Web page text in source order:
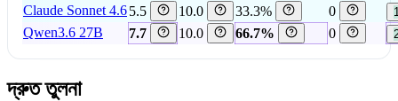
Claude Sonnet 4.65.5 10.0 33.3% 0
Qwen3.6 27B 7.7 10.0 66.7% 0
দ্রুত তুলনা